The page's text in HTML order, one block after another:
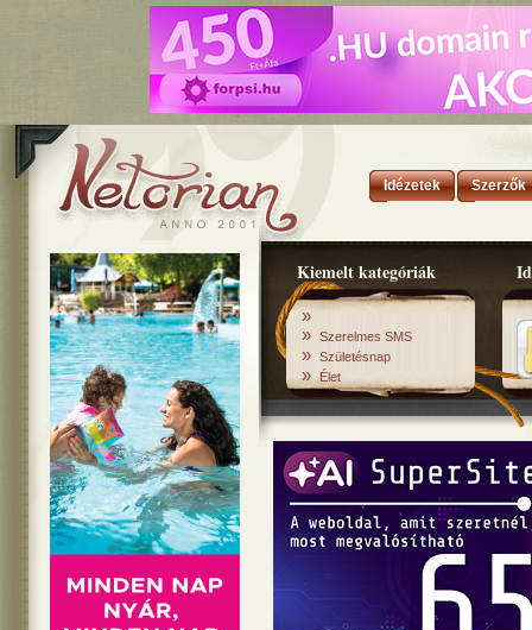
Idézetek Szerzők
Kiemelt kategóriák
»
» Szerelmes SMS
» Születésnap
» Élet